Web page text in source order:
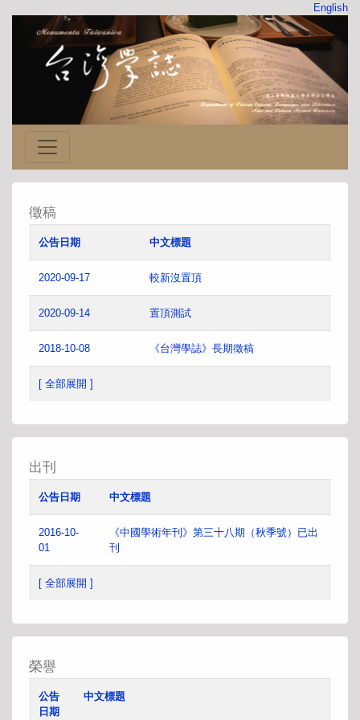
English
徵稿
公告日期 中文標題
2020-09-17 較新沒置頂
2020-09-14 置頂測試
2018-10-08 《台灣學誌》長期徵稿
[ 全部展開 ]
出刊
公告日期 中文標題
2016-10-
01
《中國學術年刊》第三十八期（秋季號）已出
刊
[ 全部展開 ]
榮譽
公告
日期
中文標題